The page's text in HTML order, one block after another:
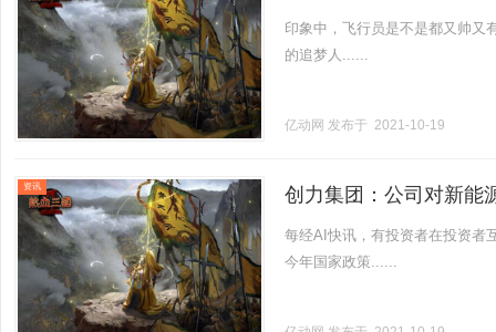
印象中，飞行员是不是都又帅又
的追梦人......
亿动网 发布于 2021-10-19
资讯 创力集团：公司对新能
每经AI快讯，有投资者在投资者
今年国家政策......